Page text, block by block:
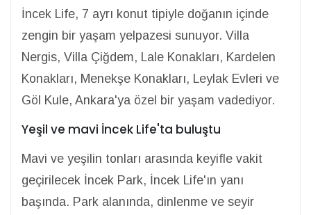
İncek Life, 7 ayrı konut tipiyle doğanın içinde
zengin bir yaşam yelpazesi sunuyor. Villa
Nergis, Villa Çiğdem, Lale Konakları, Kardelen
Konakları, Menekşe Konakları, Leylak Evleri ve
Göl Kule, Ankara'ya özel bir yaşam vadediyor.
Yeşil ve mavi İncek Life'ta buluştu
Mavi ve yeşilin tonları arasında keyifle vakit
geçirilecek İncek Park, İncek Life'ın yanı
başında. Park alanında, dinlenme ve seyir